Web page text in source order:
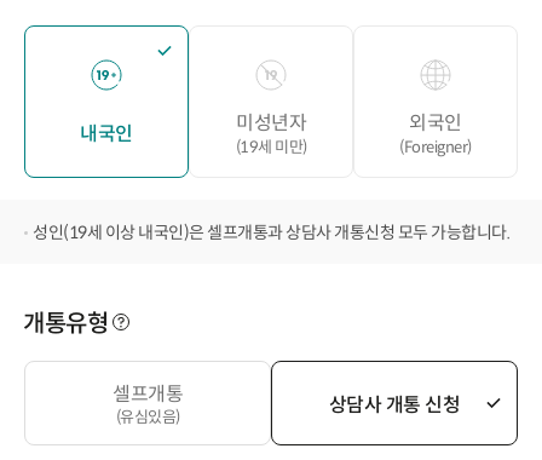
내국인 미성년자
(19세 미만)
외국인
(Foreigner)
성인(19세 이상 내국인)은 셀프개통과 상담사 개통신청 모두 가능합니다.
개통유형
셀프개통
(유심있음) 상담사 개통 신청